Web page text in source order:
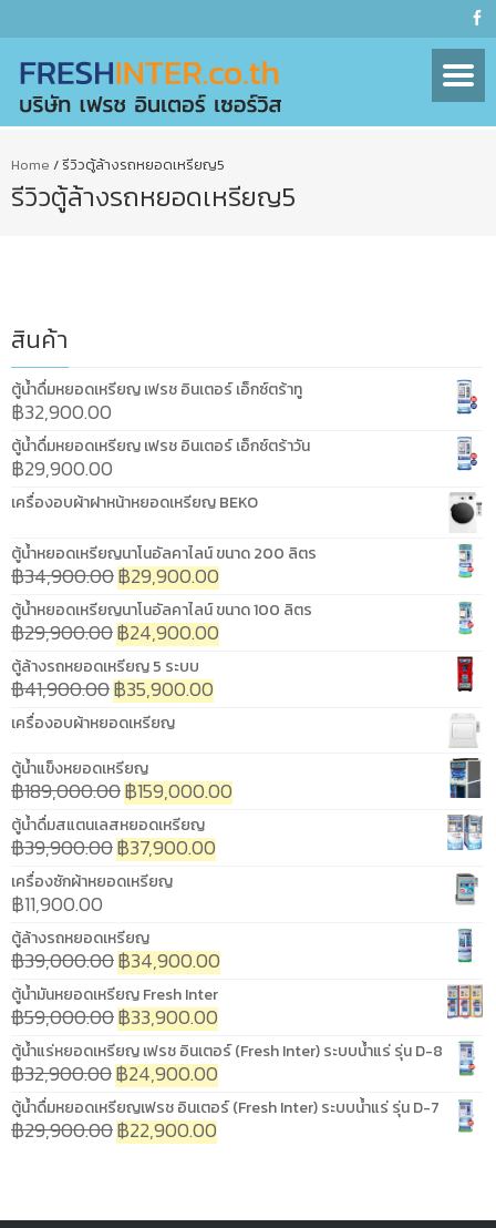
Home /รีวิวตู้ล้างรถหยอดเหรียญ5
รีวิวตู้ล้างรถหยอดเหรียญ5
สินค้า
ตู้น้ำดื่มหยอดเหรียญ เฟรช อินเตอร์ เอ็กซ์ตร้าทู
฿32,900.00
ตู้น้ำดื่มหยอดเหรียญ เฟรช อินเตอร์ เอ็กซ์ตร้าวัน
฿29,900.00
เครื่องอบผ้าฝาหน้าหยอดเหรียญ BEKO
ตู้น้ำหยอดเหรียญนาโนอัลคาไลน์ ขนาด 200 ลิตร
฿34,900.00฿29,900.00
ตู้น้ำหยอดเหรียญนาโนอัลคาไลน์ ขนาด 100 ลิตร
฿29,900.00฿24,900.00
ตู้ล้างรถหยอดเหรียญ 5 ระบบ
฿41,900.00฿35,900.00
เครื่องอบผ้าหยอดเหรียญ
ตู้น้ำแข็งหยอดเหรียญ
฿189,000.00฿159,000.00
ตู้น้ำดื่มสแตนเลสหยอดเหรียญ
฿39,900.00฿37,900.00
เครื่องซักผ้าหยอดเหรียญ
฿11,900.00
ตู้ล้างรถหยอดเหรียญ
฿39,000.00฿34,900.00
ตู้น้ำมันหยอดเหรียญ Fresh Inter
฿59,000.00฿33,900.00
ตู้น้ำแร่หยอดเหรียญ เฟรช อินเตอร์ (Fresh Inter) ระบบน้ำแร่ รุ่น D-8
฿32,900.00฿24,900.00
ตู้น้ำดื่มหยอดเหรียญเฟรช อินเตอร์ (Fresh Inter) ระบบน้ำแร่ รุ่น D-7
฿29,900.00฿22,900.00